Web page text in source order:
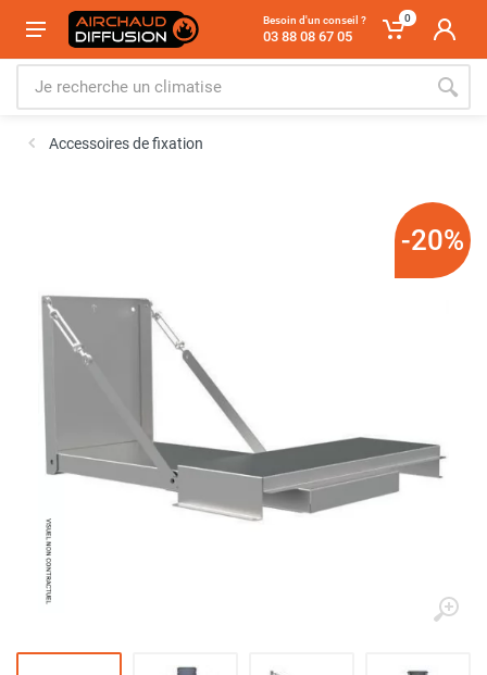
Besoin d'un conseil ?
03 88 08 67 05
0
Accessoires de fixation
-20%